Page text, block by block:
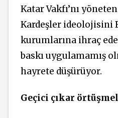
Katar Vakfı’nı
Kardeşler ideolojisini
kurumlarına ihraç
baskı uygulamamış
hayrete düşürüyor.
Geçici çıkar